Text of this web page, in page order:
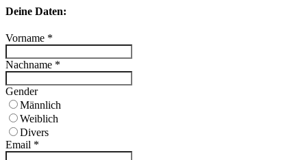
Deine Daten:
Vorname *
Nachname *
Gender
Männlich
Weiblich
Divers
Email *